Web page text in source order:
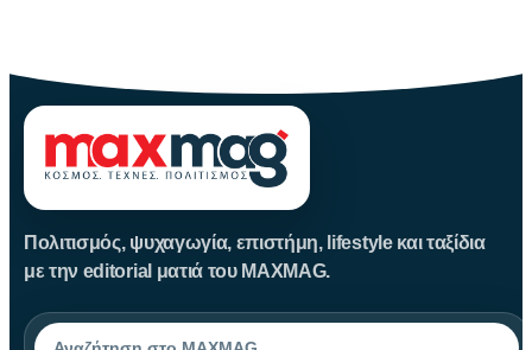
Πολιτισμός, ψυχαγωγία, επιστήμη, lifestyle και ταξίδια
με την editorial ματιά του MAXMAG.
Αναζήτηση